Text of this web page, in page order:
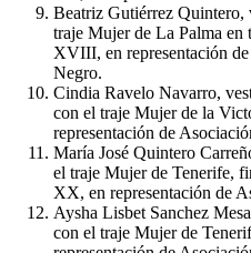
Beatriz Gutiérrez
traje Mujer de La Palma en
XVIII, en representación
Negro.
Cindia Ravelo Navarro,
con el traje Mujer de la
representación de
María José Quintero
el traje Mujer de Tenerife,
XX, en representación de
Aysha Lisbet Sanchez
con el traje Mujer de